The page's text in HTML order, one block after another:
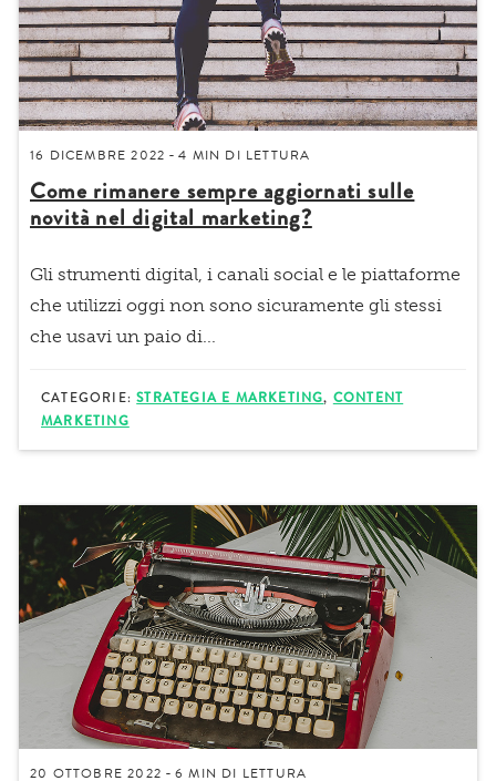
16 DICEMBRE 2022 -4 MIN DI LETTURA
Come rimanere sempre aggiornati sulle
novità nel digital marketing?
Gli strumenti digital, i canali social e le piattaforme
che utilizzi oggi non sono sicuramente gli stessi
che usavi un paio di...
CATEGORIE:STRATEGIA E MARKETING, CONTENT
MARKETING
20 OTTOBRE 2022 - 6 MIN DI LETTURA